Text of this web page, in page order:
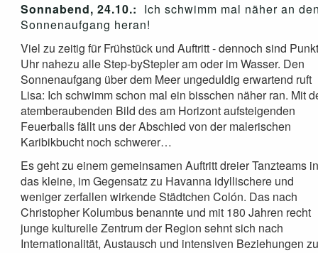
Sonnabend, 24.10.: Ich schwimm mal näher an
Sonnenaufgang heran!
Viel zu zeitig für Frühstück und Auftritt - dennoch sind
Uhr nahezu alle Step-byStepler am oder im Wasser. Den
Sonnenaufgang über dem Meer ungeduldig erwartend ruft
Lisa: Ich schwimm schon mal ein bisschen näher ran. Mit
atemberaubenden Bild des am Horizont aufsteigenden
Feuerballs fällt uns der Abschied von der malerischen
Karibikbucht noch schwerer…
Es geht zu einem gemeinsamen Auftritt dreier Tanzteams
das kleine, im Gegensatz zu Havanna idyllischere und
weniger zerfallen wirkende Städtchen Colón. Das nach
Christopher Kolumbus benannte und mit 180 Jahren recht
junge kulturelle Zentrum der Region sehnt sich nach
Internationalität, Austausch und intensiven Beziehungen